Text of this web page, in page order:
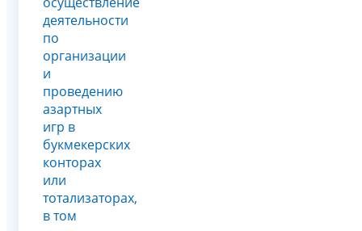
деятельности
по
организации
и
проведению
азартных
игр в
букмекерских
конторах
или
тотализаторах,
в том